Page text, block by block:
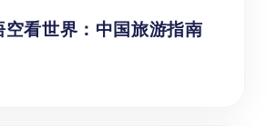
空看世界：中国旅游指南